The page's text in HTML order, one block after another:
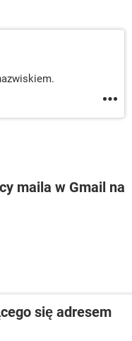
maila w Gmail na
się adresem